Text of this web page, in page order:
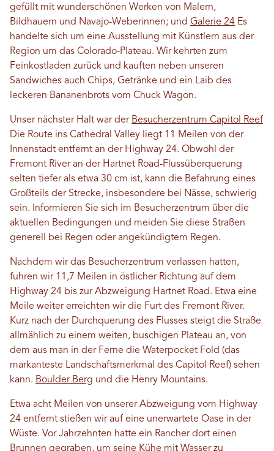
gefüllt mit wunderschönen Werken von Malern,
Bildhauern und Navajo-Weberinnen; und Galerie 24 Es
handelte sich um eine Ausstellung mit Künstlern aus der
Region um das Colorado-Plateau. Wir kehrten zum
Feinkostladen zurück und kauften neben unseren
Sandwiches auch Chips, Getränke und ein Laib des
leckeren Bananenbrots vom Chuck Wagon.
Unser nächster Halt war der Besucherzentrum Capitol Reef
Die Route ins Cathedral Valley liegt 11 Meilen von der
Innenstadt entfernt an der Highway 24. Obwohl der
Fremont River an der Hartnet Road-Flussüberquerung
selten tiefer als etwa 30 cm ist, kann die Befahrung eines
Großteils der Strecke, insbesondere bei Nässe, schwierig
sein. Informieren Sie sich im Besucherzentrum über die
aktuellen Bedingungen und meiden Sie diese Straßen
generell bei Regen oder angekündigtem Regen.
Nachdem wir das Besucherzentrum verlassen hatten,
fuhren wir 11,7 Meilen in östlicher Richtung auf dem
Highway 24 bis zur Abzweigung Hartnet Road. Etwa eine
Meile weiter erreichten wir die Furt des Fremont River.
Kurz nach der Durchquerung des Flusses steigt die Straße
allmählich zu einem weiten, buschigen Plateau an, von
dem aus man in der Ferne die Waterpocket Fold (das
markanteste Landschaftsmerkmal des Capitol Reef) sehen
kann. Boulder Berg und die Henry Mountains.
Etwa acht Meilen von unserer Abzweigung vom Highway
24 entfernt stießen wir auf eine unerwartete Oase in der
Wüste. Vor Jahrzehnten hatte ein Rancher dort einen
Brunnen gegraben, um seine Kühe mit Wasser zu